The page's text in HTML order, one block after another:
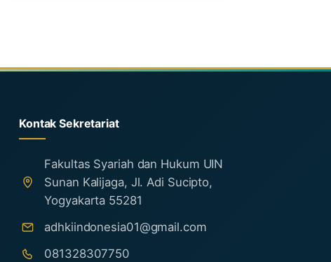
Kontak Sekretariat
Fakultas Syariah dan Hukum UIN
Sunan Kalijaga, Jl. Adi Sucipto,
Yogyakarta 55281
adhkiindonesia01@gmail.com
081328307750